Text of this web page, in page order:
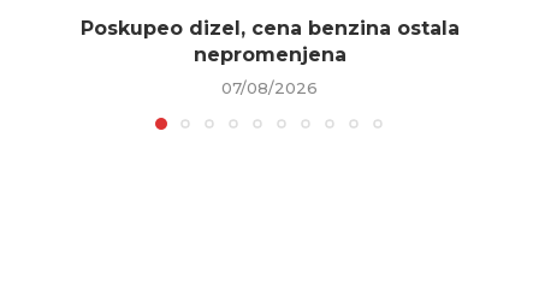
Poskupeo dizel, cena benzina ostala
nepromenjena
07/08/2026